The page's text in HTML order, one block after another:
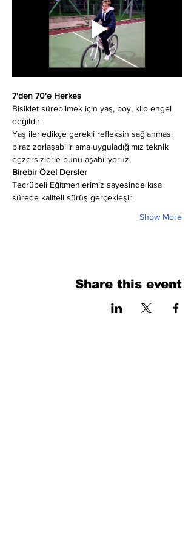
7'den 70'e Herkes
Bisiklet sürebilmek için yaş, boy, kilo engel
değildir.
Yaş ilerledikçe gerekli refleksin sağlanması
biraz zorlaşabilir ama uyguladığımız teknik
egzersizlerle bunu aşabiliyoruz.
Birebir Özel Dersler
Tecrübeli Eğitmenlerimiz sayesinde kısa
sürede kaliteli sürüş gerçekleşir.
Show More
Share this event